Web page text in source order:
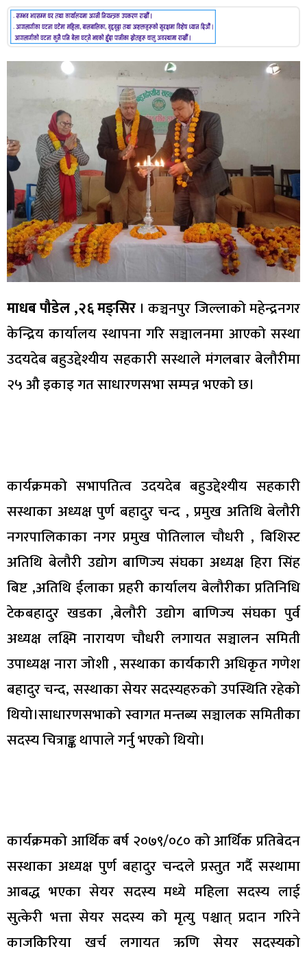
माधब पौडेल ,२६ मङ्सिर। कञ्चनपुर जिल्लाको महेन्द्रनगर
केन्द्रिय कार्यालय स्थापना गरि सञ्चालनमा आएको सस्था
उदयदेब बहुउद्देश्यीय सहकारी सस्थाले मंगलबार बेलौरीमा
२५ औ इकाइ गत साधारणसभा सम्पन्न भएको छ।
कार्यक्रमको सभापतित्व उदयदेब बहुउद्देश्यीय सहकारी
सस्थाका अध्यक्ष पुर्ण बहादुर चन्द , प्रमुख अतिथि बेलौरी
नगरपालिकाका नगर प्रमुख पोतिलाल चौधरी , बिशिस्ट
अतिथि बेलौरी उद्योग बाणिज्य संघका अध्यक्ष हिरा सिंह
बिष्ट ,अतिथि ईलाका प्रहरी कार्यालय बेलौरीका प्रतिनिधि
टेकबहादुर खडका ,बेलौरी उद्योग बाणिज्य संघका पुर्व
अध्यक्ष लक्ष्मि नारायण चौधरी लगायत सञ्चालन समिती
उपाध्यक्ष नारा जोशी , सस्थाका कार्यकारी अधिकृत गणेश
बहादुर चन्द, सस्थाका सेयर सदस्यहरुको उपस्थिति रहेको
थियो।साधारणसभाको स्वागत मन्तब्य सञ्चालक समितीका
सदस्य चित्राङ्क थापाले गर्नु भएको थियो।
कार्यक्रमको आर्थिक बर्ष २०७९/०८० को आर्थिक प्रतिबेदन
सस्थाका अध्यक्ष पुर्ण बहादुर चन्दले प्रस्तुत गर्दै सस्थामा
आबद्ध भएका सेयर सदस्य मध्ये महिला सदस्य लाई
सुत्केरी भत्ता सेयर सदस्य को मृत्यु पश्चात् प्रदान गरिने
काजकिरिया खर्च लगायत ऋणि सेयर सदस्यको